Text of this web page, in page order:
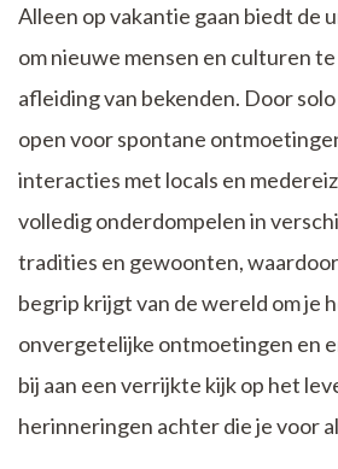
Alleen op vakantie gaan biedt de
om nieuwe mensen en culturen
afleiding van bekenden. Door
open voor spontane
interacties met locals en
volledig onderdompelen in
tradities en gewoonten,
begrip krijgt van de wereld om je
onvergetelijke ontmoetingen en
bij aan een verrijkte kijk op het
herinneringen achter die je voor